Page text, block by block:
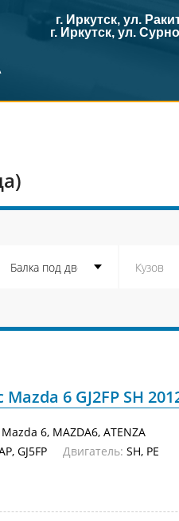
г. Иркутск, ул.
г. Иркутск, ул.
6 GJ2FP SH
Mazda 6, MAZDA6, ATENZA
GJ5FP Двигатель: SH, PE